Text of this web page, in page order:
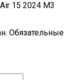
15 2024 M3
Обязательные